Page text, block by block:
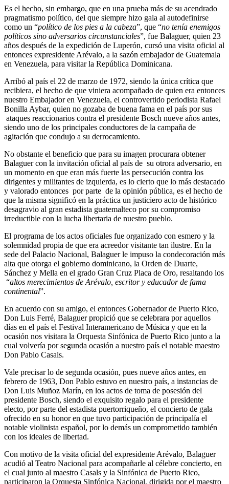
Es el hecho, sin embargo, que en una prueba más de su acendrado
pragmatismo político, del que siempre hizo gala al autodefinirse
como un “político de los pies a la cabeza”, que “no tenía enemigos
políticos sino adversarios circunstanciales”, fue Balaguer, quien 23
años después de la expedición de Luperón, cursó una visita oficial al
entonces expresidente Arévalo, a la sazón embajador de Guatemala
en Venezuela, para visitar la República Dominicana.
Arribó al país el 22 de marzo de 1972, siendo la única crítica que
recibiera, el hecho de que viniera acompañado de quien era entonces
nuestro Embajador en Venezuela, el controvertido periodista Rafael
Bonilla Aybar, quien no gozaba de buena fama en el país por sus
ataques reaccionarios contra el presidente Bosch nueve años antes,
siendo uno de los principales conductores de la campaña de
agitación que condujo a su derrocamiento.
No obstante el beneficio que para su imagen procurara obtener
Balaguer con la invitación oficial al país de su otrora adversario, en
un momento en que eran más fuerte las persecución contra los
dirigentes y militantes de izquierda, es lo cierto que lo más destacado
y valorado entonces por parte de la opinión pública, es el hecho de
que la misma significó en la práctica un justiciero acto de histórico
desagravio al gran estadista guatemalteco por su compromiso
irreductible con la lucha libertaria de nuestro pueblo.
El programa de los actos oficiales fue organizado con esmero y la
solemnidad propia de que era acreedor visitante tan ilustre. En la
sede del Palacio Nacional, Balaguer le impuso la condecoración más
alta que otorga el gobierno dominicano, la Orden de Duarte,
Sánchez y Mella en el grado Gran Cruz Placa de Oro, resaltando los
“altos merecimientos de Arévalo, escritor y educador de fama
continental”.
En acuerdo con su amigo, el entonces Gobernador de Puerto Rico,
Don Luis Ferré, Balaguer propició que se celebrara por aquellos
días en el país el Festival Interamericano de Música y que en la
ocasión nos visitara la Orquesta Sinfónica de Puerto Rico junto a la
cual volvería por segunda ocasión a nuestro país el notable maestro
Don Pablo Casals.
Vale precisar lo de segunda ocasión, pues nueve años antes, en
febrero de 1963, Don Pablo estuvo en nuestro país, a instancias de
Don Luis Muñoz Marín, en los actos de toma de posesión del
presidente Bosch, siendo el exquisito regalo para el presidente
electo, por parte del estadista puertorriqueño, el concierto de gala
ofrecido en su honor en que tuvo participación de principalía el
notable violinista español, por lo demás un comprometido también
con los ideales de libertad.
Con motivo de la visita oficial del expresidente Arévalo, Balaguer
acudió al Teatro Nacional para acompañarle al célebre concierto, en
el cual junto al maestro Casals y la Sinfónica de Puerto Rico,
participaron la Orquesta Sinfónica Nacional, dirigida por el maestro